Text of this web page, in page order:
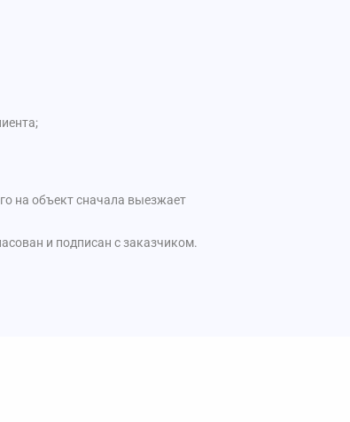
на объект сначала выезжает
и подписан с заказчиком.